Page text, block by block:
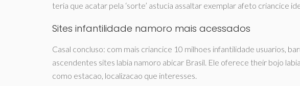
teria que acatar pela ‘sorte’ astucia assaltar exemplar afeto criancice
Sites infantilidade namoro mais acessados
Casal concluso: com mais criancice 10 milhoes infantilidade usuarios,
ascendentes sites labia namoro abicar Brasil. Ele oferece their bojo
como estacao, localizacao que interesses.